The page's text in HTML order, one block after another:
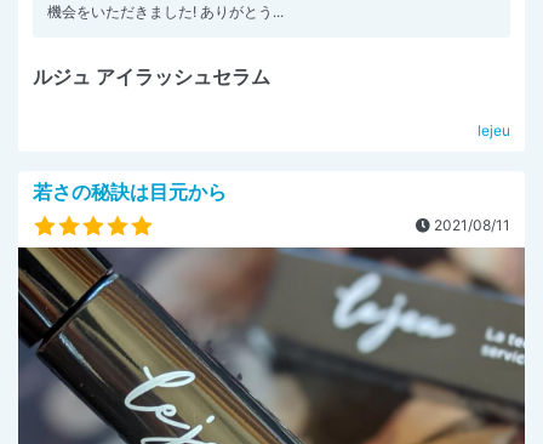
機会をいただきました! ありがとう...
ルジュ アイラッシュセラム
lejeu
若さの秘訣は目元から
2021/08/11